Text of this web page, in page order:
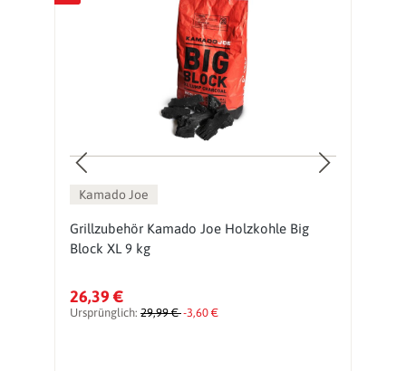
Kamado Joe
Grillzubehör Kamado Joe Holzkohle Big
Block XL 9 kg
26,39 €
Ursprünglich: 29,99 €-3,60 €